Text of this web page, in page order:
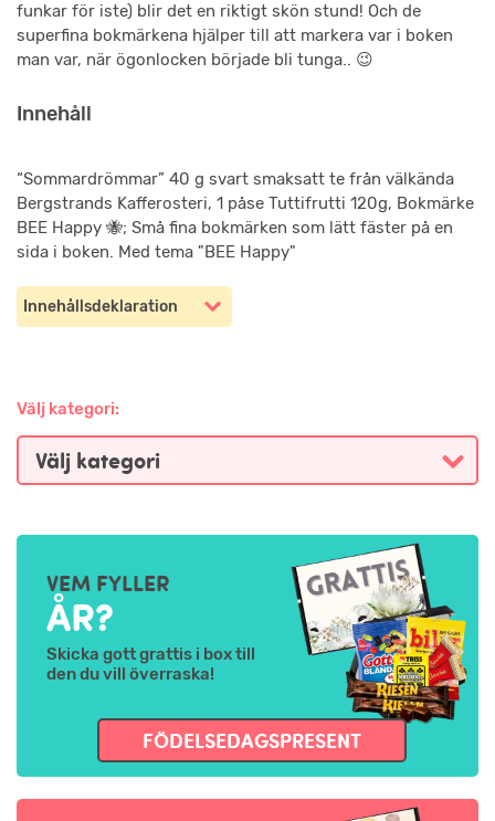
funkar för iste) blir det en riktigt skön stund! Och de
superfina bokmärkena hjälper till att markera var i boken
man var, när ögonlocken började bli tunga.. 😉
Innehåll
“Sommardrömmar” 40 g svart smaksatt te från välkända
Bergstrands Kafferosteri, 1 påse Tuttifrutti 120g, Bokmärke
BEE Happy 🐝; Små fina bokmärken som lätt fäster på en
sida i boken. Med tema "BEE Happy"
Innehållsdeklaration
Välj kategori:
VEM FYLLER
ÅR?
Skicka gott grattis i box till
den du vill överraska!
FÖDELSEDAGSPRESENT